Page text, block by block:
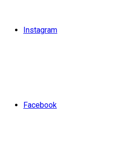
Instagram
Facebook